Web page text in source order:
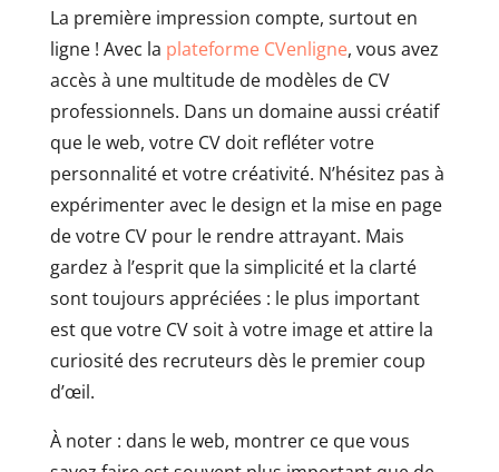
La première impression compte, surtout en
ligne ! Avec la plateforme CVenligne, vous avez
accès à une multitude de modèles de CV
professionnels. Dans un domaine aussi créatif
que le web, votre CV doit refléter votre
personnalité et votre créativité. N’hésitez pas à
expérimenter avec le design et la mise en page
de votre CV pour le rendre attrayant. Mais
gardez à l’esprit que la simplicité et la clarté
sont toujours appréciées : le plus important
est que votre CV soit à votre image et attire la
curiosité des recruteurs dès le premier coup
d’œil.
À noter : dans le web, montrer ce que vous